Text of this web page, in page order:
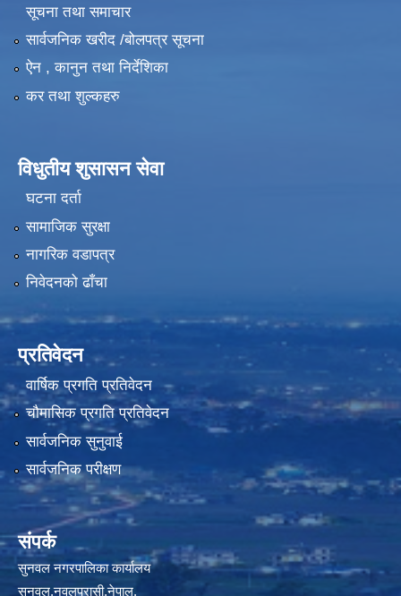
सूचना तथा समाचार
सार्वजनिक खरीद /बोलपत्र सूचना
ऐन , कानुन तथा निर्देशिका
कर तथा शुल्कहरु
विधुतीय शुसासन सेवा
घटना दर्ता
सामाजिक सुरक्षा
नागरिक वडापत्र
निवेदनको ढाँचा
प्रतिवेदन
वार्षिक प्रगति प्रतिवेदन
चौमासिक प्रगति प्रतिवेदन
सार्वजनिक सुनुवाई
सार्वजनिक परीक्षण
संपर्क
सुनवल नगरपालिका कार्यालय
सुनवल,नवलपरासी,नेपाल.